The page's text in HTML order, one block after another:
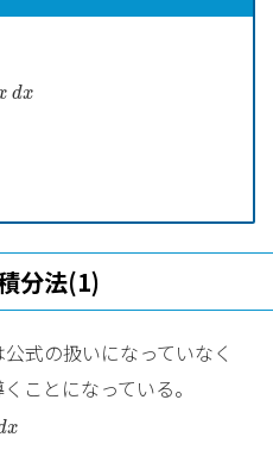
dx
分法(1)
式の扱いになっていなく
ことになっている。
x
x =xlogx− ∫ x⋅ 1x